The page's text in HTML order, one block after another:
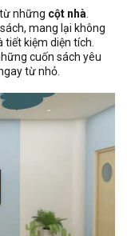
những cột nhà
mang lại không
kiệm diện tích.
cuốn sách yêu
từ nhỏ.